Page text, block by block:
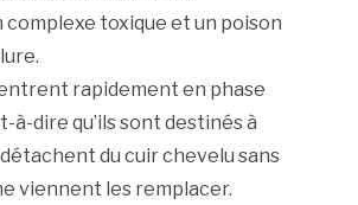
complexe toxique et un poison
rapidement en phase
à-dire qu’ils sont destinés à
du cuir chevelu sans
viennent les remplacer.